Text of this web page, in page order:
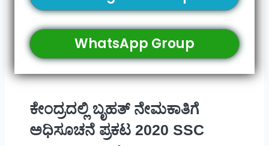
WhatsApp Group
ಕೇಂದ್ರದಲ್ಲಿ ಬೃಹತ್ ನೇಮಕಾತಿಗೆ
ಅಧಿಸೂಚನೆ ಪ್ರಕಟ 2020 SSC